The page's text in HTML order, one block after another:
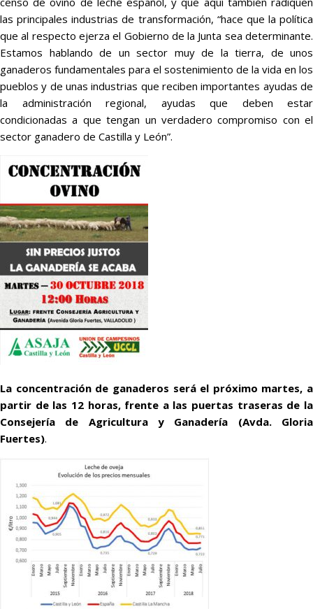
las principales industrias de transformación, “hace que la política
que al respecto ejerza el Gobierno de la Junta sea determinante.
Estamos hablando de un sector muy de la tierra, de unos
ganaderos fundamentales para el sostenimiento de la vida en los
pueblos y de unas industrias que reciben importantes ayudas de
la administración regional, ayudas que deben estar
condicionadas a que tengan un verdadero compromiso con el
sector ganadero de Castilla y León”.
La concentración de ganaderos será el próximo martes, a
partir de las 12 horas, frente a las puertas traseras de la
Consejería de Agricultura y Ganadería (Avda. Gloria
Fuertes).